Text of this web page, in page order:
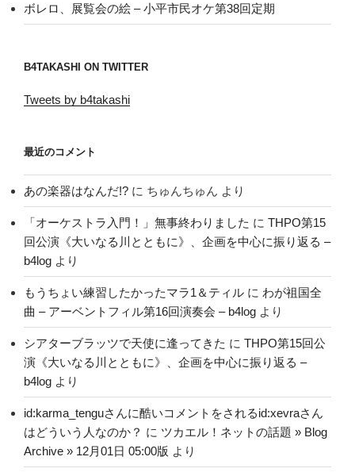
ボレロ、展覧会の絵 – 小平市民オケ第38回定期
B4TAKASHI ON TWITTER
Tweets by b4takashi
最近のコメント
あの楽器はなんだ!? に ちゅんちゅん より
「オーケストラ入門！」無事終わりました に THPO第15
回公演《大いなる川とともに》、企画を中心に振り返る –
b4log より
もうちょい練習したかったマラ1＆ティル に わが祖国全
曲 – アーベントフィル第16回演奏会 – b4log より
シアターブラッツで天使に逢ってきた に THPO第15回公
演《大いなる川とともに》、企画を中心に振り返る –
b4log より
id:karma_tenguさんに酷いコメントをされるid:xevraさん
はどういう人なのか？ に ツカエル！ネットの話題 » Blog
Archive » 12月01日 05:00版 より